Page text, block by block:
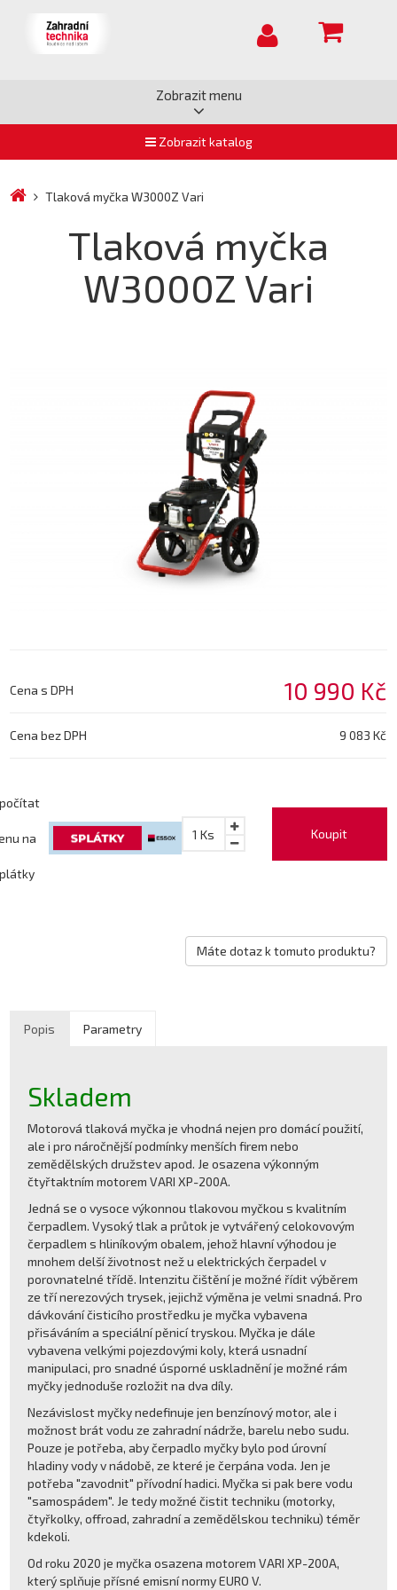
Zobrazit menu
Zobrazit katalog
Tlaková myčka W3000Z Vari
Tlaková myčka
W3000Z Vari
Cena s DPH 10 990 Kč
Cena bez DPH 9 083 Kč
Koupit
1 Ks
na
Máte dotaz k tomuto produktu?
Popis Parametry
Skladem
Motorová tlaková myčka je vhodná nejen pro domácí použití,
ale i pro náročnější podmínky menších firem nebo
zemědělských družstev apod. Je osazena výkonným
čtyřtaktním motorem VARI XP-200A.
Jedná se o vysoce výkonnou tlakovou myčkou s kvalitním
čerpadlem. Vysoký tlak a průtok je vytvářený celokovovým
čerpadlem s hliníkovým obalem, jehož hlavní výhodou je
mnohem delší životnost než u elektrických čerpadel v
porovnatelné třídě. Intenzitu čištění je možné řídit výběrem
ze tří nerezových trysek, jejichž výměna je velmi snadná. Pro
dávkování čisticího prostředku je myčka vybavena
přisáváním a speciální pěnicí tryskou. Myčka je dále
vybavena velkými pojezdovými koly, která usnadní
manipulaci, pro snadné úsporné uskladnění je možné rám
myčky jednoduše rozložit na dva díly.
Nezávislost myčky nedefinuje jen benzínový motor, ale i
možnost brát vodu ze zahradní nádrže, barelu nebo sudu.
Pouze je potřeba, aby čerpadlo myčky bylo pod úrovní
hladiny vody v nádobě, ze které je čerpána voda. Jen je
potřeba "zavodnit" přívodní hadici. Myčka si pak bere vodu
"samospádem". Je tedy možné čistit techniku (motorky,
čtyřkolky, offroad, zahradní a zemědělskou techniku) téměr
kdekoli.
Od roku 2020 je myčka osazena motorem VARI XP-200A,
který splňuje přísné emisní normy EURO V.